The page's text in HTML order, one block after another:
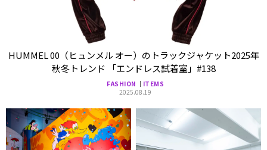
HUMMEL 00（ヒュンメル オー）のトラックジャケット2025年
秋冬トレンド 「エンドレス試着室」#138
FASHION
ITEMS
2025.08.19